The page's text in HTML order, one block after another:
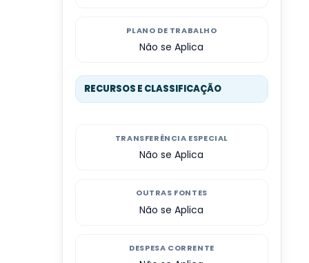
PLANO DE TRABALHO
Não se Aplica
RECURSOS E CLASSIFICAÇÃO
TRANSFERÊNCIA ESPECIAL
Não se Aplica
OUTRAS FONTES
Não se Aplica
DESPESA CORRENTE